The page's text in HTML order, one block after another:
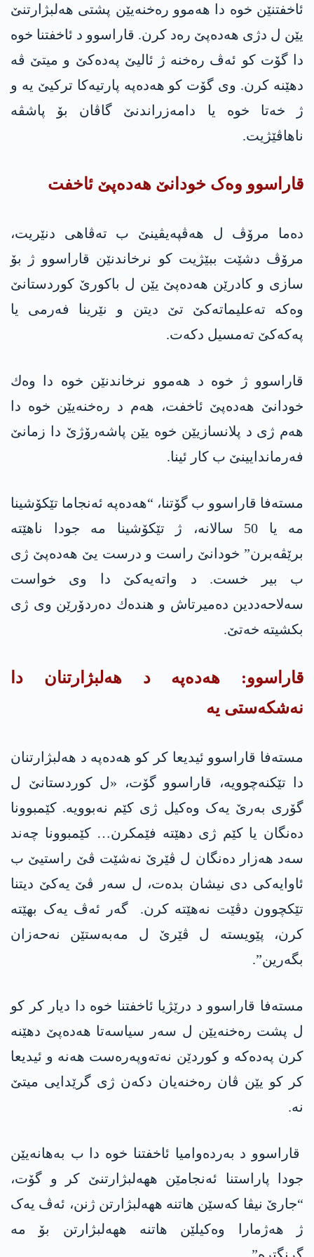
ئاخفتنێن خوە دا هەموو رەخنەیێن پشتی هه‌لبژارتنێ
یێن ل دژی هه‌ده‌پێ رەد کرن. قاراسوو د ئاخفتنا خوە
دا گۆت کو ئەڤ رەخنە ژ ئالیێ په‌ده‌كێ و میتێ ڤە
دهێنه‌ کرن. وی گۆت کو هه‌ده‌په‌ پارتیەکا ترکیێ یە و
ژ خەتا خوە یا دامەزراندنێ گاڤان بۆ پاشڤه‌
ناهاڤێژیت.
قاراسوو وەک خودانێ هه‌ده‌پێ ئاخفت
دەما مرۆڤ ل هەڤپەیڤینێ ب تەڤاهی دنێریت،
مرۆڤ دشێت ببێژیت کو نرخاندنێن قاراسوو ژ بۆ
سازی و کادرێن هه‌ده‌پێ یێن ل باکورێ کوردستانێ
وەکە ته‌علیماته‌كێ تێ دیتن و نێرینا فەرمی یا
په‌كه‌كێ تەمسیل دکەت.
قاراسوو ژ خوە د هەموو نرخاندنێن خوە دا وه‌ك
خودانێ هه‌ده‌پێ ئاخفت، هەم د رەخنەیێن خوە دا
هەم ژی د پلانسازیێن خوە یێن پاشه‌رۆژێ دا زمانێ
فەرماندایینێ ب کار ئینا.
مسته‌فا قاراسوو ب گۆتنا، “هه‌ده‌په‌ ئەنجاما تێکۆشینا
مە یا 50 سالانە، ژ تێکۆشینا مە جودا ناهێته‌
برێڤەبرن” خودانێ راست و درست یێ هه‌ده‌پێ ژی
ب بیر خست. د واتەیەکێ دا وی خواست
سه‌لاحه‌ددین دەمیرتاش و هنده‌ك دەردۆرێن وی ژی
بکشیتە خەتێ.
قاراسوو: هه‌ده‌په‌ د هه‌لبژارتنان دا
نه‌شكه‌ستی یه‌
مسته‌فا قاراسوو ئیدیعا کر کو هه‌ده‌په‌ د هه‌لبژارتنان
دا تێكنه‌چوویه‌، قاراسوو گۆت، «ل کوردستانێ ل
گۆری بەرێ یەک وەکیل ژی کێم نەبوویە. كێمبوونا
دەنگان یا كێم ژی دهێته‌ فێمکرن… كێمبوونا چەند
سەد هەزار دەنگان ل ڤێرێ نه‌شێت ڤێ راستیێ ب
ئاوایەکی دی نیشان بدەت، ل سەر ڤێ یەکێ دیتنا
تێکچوون دڤێت نەهێته‌ کرن. گەر ئەڤ یەک بهێته‌
کرن، پێویستە ل ڤێرێ ل مەبەستێن نەحەزان
بگەرین”.
مسته‌فا قاراسوو د درێژیا ئاخفتنا خوە دا دیار كر كو
ل پشت رەخنەیێن ل سەر سیاسەتا هه‌ده‌پێ دهێنه‌
کرن په‌ده‌كه‌ و کوردێن نەتەوپەرەست هەنە و ئیدیعا
کر کو یێن ڤان رەخنەیان دکه‌ن ژی گرێدایی میتێ
نە.
قاراسوو د بەردەوامیا ئاخفتنا خوە دا ب به‌هانه‌یێن
جودا پاراستنا ئەنجامێن ههه‌لبژارتنێ کر و گۆت،
“جارێ نیڤا کەسێن هاتنە ههه‌لبژارتن ژنن، ئەڤ یەک
ژ هەژمارا وەکیلێن هاتنە ههه‌لبژارتن بۆ مە